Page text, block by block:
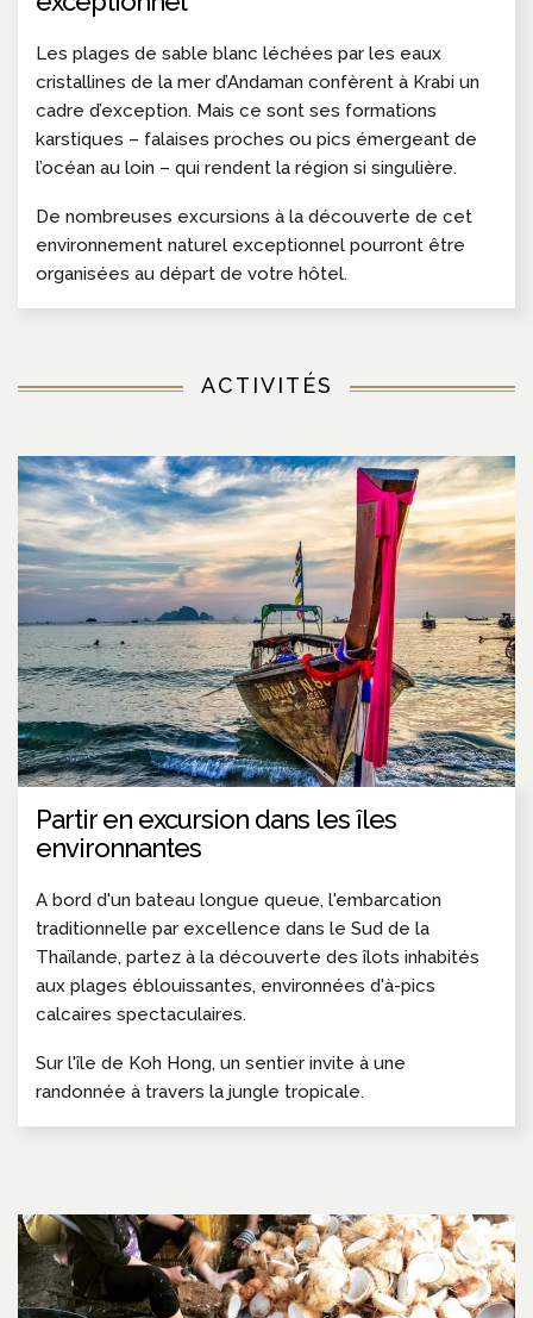
Les plages de sable blanc léchées par les eaux
cristallines de la mer d’Andaman confèrent à Krabi un
cadre d’exception. Mais ce sont ses formations
karstiques – falaises proches ou pics émergeant de
l’océan au loin – qui rendent la région si singulière.
De nombreuses excursions à la découverte de cet
environnement naturel exceptionnel pourront être
organisées au départ de votre hôtel.
ACTIVITÉS
Partir en excursion dans les îles
environnantes
A bord d'un bateau longue queue, l'embarcation
traditionnelle par excellence dans le Sud de la
Thaïlande, partez à la découverte des îlots inhabités
aux plages éblouissantes, environnées d'à-pics
calcaires spectaculaires.
Sur l'île de Koh Hong, un sentier invite à une
randonnée à travers la jungle tropicale.